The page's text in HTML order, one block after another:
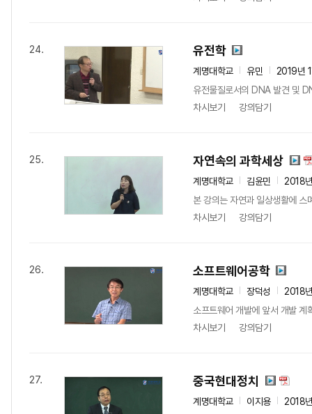
24. 유전학
계명대학교 유민
2019년
유전물질로서의 DNA 발견 및
차시보기
강의담기
25. 자연속의 과학세상
계명대학교 김윤민
2018
본 강의는 자연과 일상생활에 스
차시보기
강의담기
26. 소프트웨어공학
계명대학교 장덕성
2018
소프트웨어 개발에 앞서 개발
차시보기
강의담기
27. 중국현대정치
계명대학교 이지용
2018